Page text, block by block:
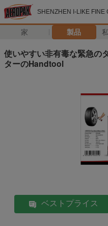
SHENZHEN I-LIKE FINE
家 製品
使いやすい非有毒な緊急の
ターのHandtool
ベストプライス